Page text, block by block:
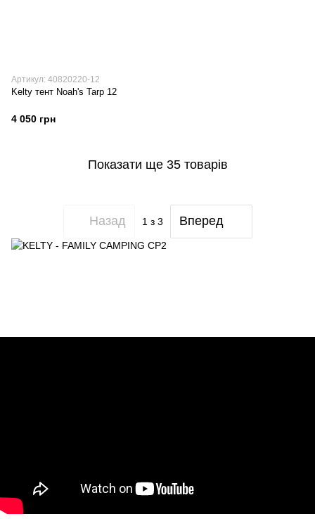
Артикул: 40820220-12
Kelty тент Noah's Tarp 12
4 050 грн
Показати ще 35 товарів
Назад 1 з 3 Вперед